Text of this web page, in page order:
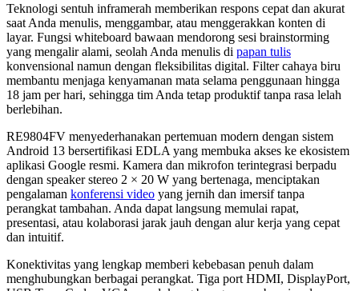
Teknologi sentuh inframerah memberikan respons cepat dan akurat
saat Anda menulis, menggambar, atau menggerakkan konten di
layar. Fungsi whiteboard bawaan mendorong sesi brainstorming
yang mengalir alami, seolah Anda menulis di papan tulis
konvensional namun dengan fleksibilitas digital. Filter cahaya biru
membantu menjaga kenyamanan mata selama penggunaan hingga
18 jam per hari, sehingga tim Anda tetap produktif tanpa rasa lelah
berlebihan.
RE9804FV menyederhanakan pertemuan modern dengan sistem
Android 13 bersertifikasi EDLA yang membuka akses ke ekosistem
aplikasi Google resmi. Kamera dan mikrofon terintegrasi berpadu
dengan speaker stereo 2 × 20 W yang bertenaga, menciptakan
pengalaman konferensi video yang jernih dan imersif tanpa
perangkat tambahan. Anda dapat langsung memulai rapat,
presentasi, atau kolaborasi jarak jauh dengan alur kerja yang cepat
dan intuitif.
Konektivitas yang lengkap memberi kebebasan penuh dalam
menghubungkan berbagai perangkat. Tiga port HDMI, DisplayPort,